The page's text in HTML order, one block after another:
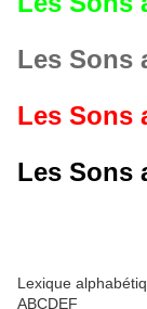
Les Sons
Les Sons
Les Sons
Lexique
ABCDEF